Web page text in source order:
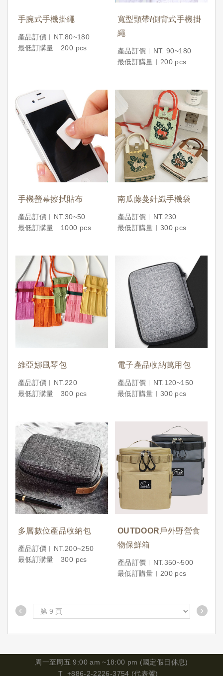
手腕式手機掛繩
產品訂價︱NT.80~180
最低訂購量︱200 pcs
寬型頸帶/側背式手機掛
繩
產品訂價︱NT. 90~180
最低訂購量︱200 pcs
手機螢幕擦拭貼布
產品訂價︱NT.30~50
最低訂購量︱1000 pcs
南瓜藤蔓針織手機袋
產品訂價︱NT.230
最低訂購量︱300 pcs
維亞娜風琴包
產品訂價︱NT.220
最低訂購量︱300 pcs
電子產品收納萬用包
產品訂價︱NT.120~150
最低訂購量︱300 pcs
多層數位產品收納包
產品訂價︱NT.200~250
最低訂購量︱300 pcs
OUTDOOR戶外野營食
物保鮮箱
產品訂價︱NT.350~500
最低訂購量︱200 pcs
周一至周五 9:00 am ~18:00 pm (國定假日休息)
T_+886-2-2226-3754 (代表號)